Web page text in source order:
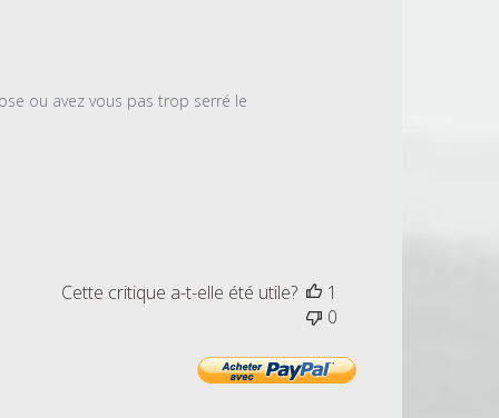
ou avez vous pas trop serré le
Cette critique a-t-elle été utile?
1
0